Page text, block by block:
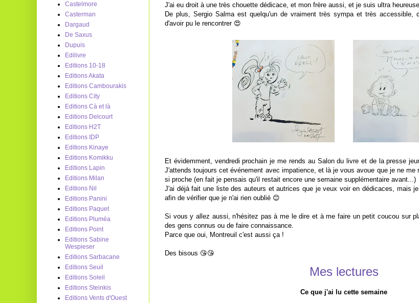
J'ai eu droit à une très chouette dédicace, et mon frère aussi, et je suis ultra
De plus, Sergio Salma est quelqu'un de vraiment très sympa et très accessible,
d'avoir pu le rencontrer 😍
Et évidemment, vendredi prochain je me rends au Salon du livre et de la presse
J'attends toujours cet événement avec impatience, et là je vous avoue que je ne me
si proche (en fait je pensais qu'il restait encore une semaine supplémentaire avant...)
J'ai déjà fait une liste des auteurs et autrices que je veux voir en dédicaces, mais
afin de vérifier que je n'ai rien oublié 😊
Si vous y allez aussi, n'hésitez pas à me le dire et à me faire un petit coucou sur
des gens connus ou de faire connaissance.
Parce que oui, Montreuil c'est aussi ça !
Des bisous 😘😘
Mes lectures
Ce que j'ai lu cette semaine
Castelmore
Casterman
Dargaud
De Saxus
Dupuis
Edilivre
Editions 10-18
Editions Akata
Editions Cambourakis
Editions City
Editions Cà et là
Editions Delcourt
Editions H2T
Editions IDP
Editions Kinaye
Editions Komikku
Editions Lapin
Editions Milan
Editions Nil
Editions Panini
Editions Paquet
Editions Pluméa
Editions Point
Editions Sabine
Wespieser
Editions Sarbacane
Editions Seuil
Editions Soleil
Editions Steinkis
Editions Vents d'Ouest